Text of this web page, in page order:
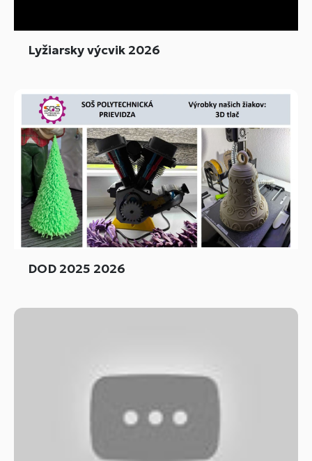
Lyžiarsky výcvik 2026
DOD 2025 2026